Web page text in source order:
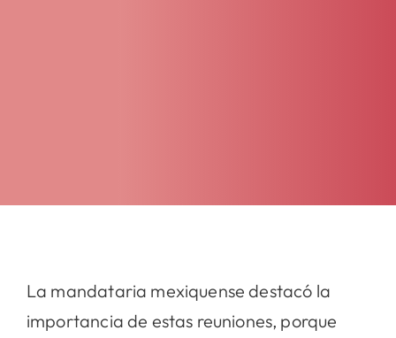
La mandataria mexiquense destacó la
importancia de estas reuniones, porque